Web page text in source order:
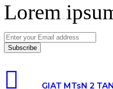
Lorem
Enter
your
Email
GIAT MTsN 2